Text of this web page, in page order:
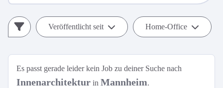
Veröffentlicht seit Home-Office
Es passt gerade leider kein Job zu deiner Suche nach
Innenarchitektur in Mannheim.